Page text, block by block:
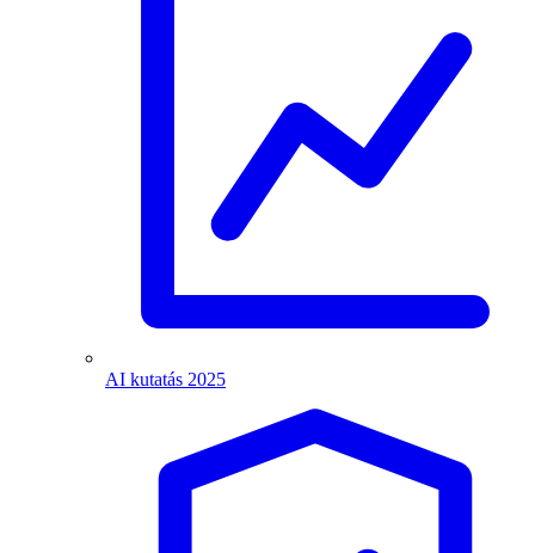
AI kutatás 2025